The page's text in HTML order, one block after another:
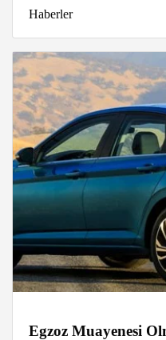
Haberler
Egzoz Muayenesi